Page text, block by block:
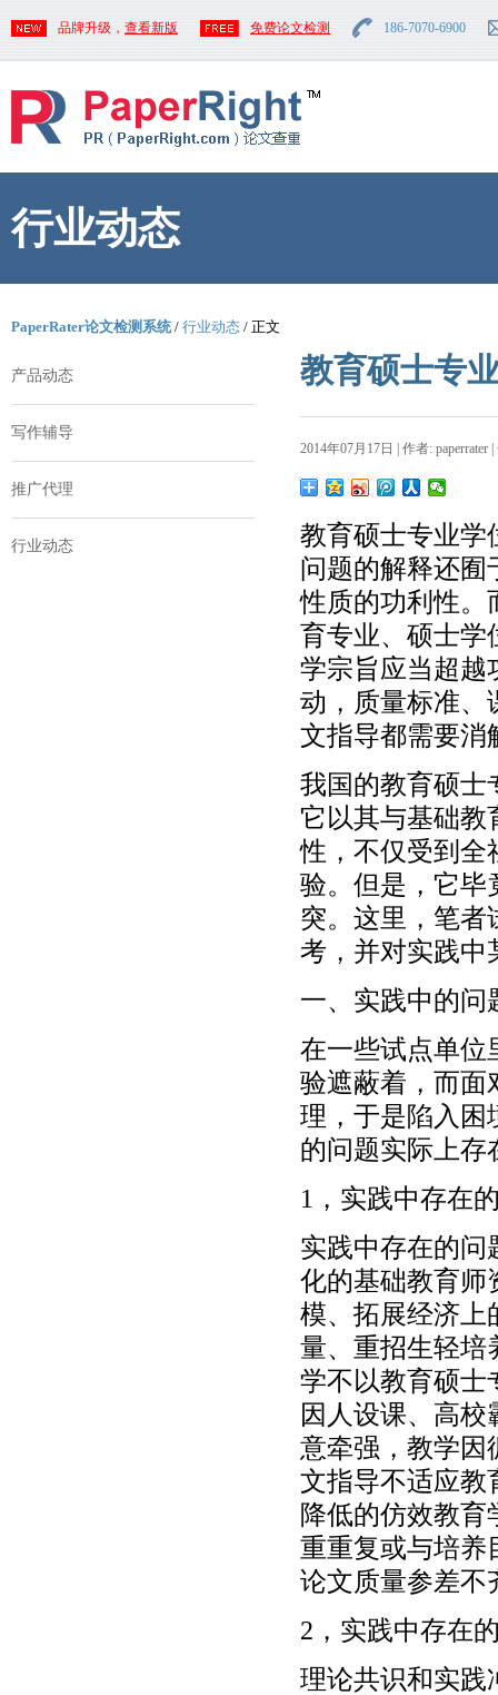
品牌升级， 查看新版 免费论文检测 186-7070-6900
行业动态
PaperRater论文检测系统/ 行业动态 / 正文
产品动态
写作辅导
推广代理
行业动态
教育硕士专
2014年07月17日 | 作者: paperrater
教育硕士专业学
问题的解释还囿
性质的功利性。
育专业、硕士学
学宗旨应当超越
动，质量标准、
文指导都需要消
我国的教育硕士
它以其与基础教
性，不仅受到全
验。但是，它毕
突。这里，笔者
考，并对实践中
一、实践中的问
在一些试点单位
验遮蔽着，而面
理，于是陷入困
的问题实际上存
1，实践中存在
实践中存在的问
化的基础教育师
模、拓展经济上
量、重招生轻培
学不以教育硕士
因人设课、高
意牵强，教学因
文指导不适应教
降低的仿效教
重重复或与培养
论文质量参差不
2，实践中存在
理论共识和实践